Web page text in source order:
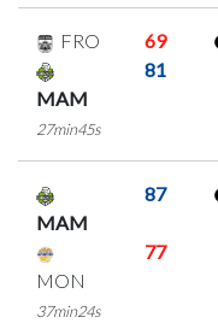
FRO 69
MAM
81
27min45s
MAM
87
MON
77
37min24s